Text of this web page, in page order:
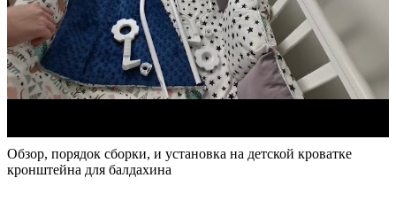
Обзор, порядок сборки, и установка на детской кроватке
кронштейна для балдахина